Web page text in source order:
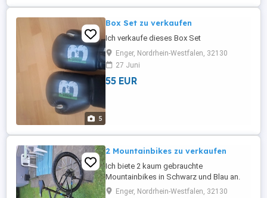
5
Box Set zu verkaufen
Ich verkaufe dieses Box Set
Enger, Nordrhein-Westfalen, 32130
27 Juni
55 EUR
2 Mountainbikes zu verkaufen
Ich biete 2 kaum gebrauchte
Mountainbikes in Schwarz und Blau an.
Sie sind in einem hervorragenden
Enger, Nordrhein-Westfalen, 32130